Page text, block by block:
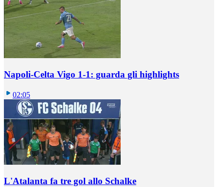
Napoli-Celta Vigo 1-1: guarda gli highlights
02:05
L'Atalanta fa tre gol allo Schalke